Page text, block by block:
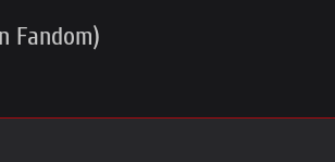
Fandom)